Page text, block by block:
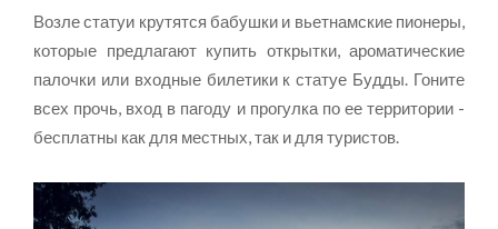
Возле статуи крутятся бабушки и вьетнамские пионеры,
которые предлагают купить открытки, ароматические
палочки или входные билетики к статуе Будды. Гоните
всех прочь, вход в пагоду и прогулка по ее территории -
бесплатны как для местных, так и для туристов.